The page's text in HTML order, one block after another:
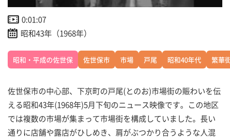
0:01:07
昭和43年（1968年）
昭和・平成の佐世保 佐世保市 市場 戸尾 昭和40年代 繁華
佐世保市の中心部、下京町の戸尾(とのお)市場街の賑わいを伝
える昭和43年(1968年)5月下旬のニュース映像です。この地区
では複数の市場が集まって市場街を構成していました。長い
通りに店舗や露店がひしめき、肩がぶつかり合うような人混